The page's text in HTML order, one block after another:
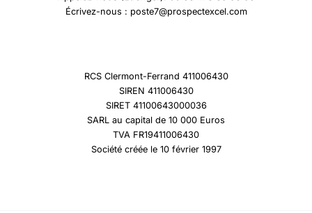
Écrivez-nous : poste7@prospectexcel.com
RCS Clermont-Ferrand 411006430
SIREN 411006430
SIRET 41100643000036
SARL au capital de 10 000 Euros
TVA FR19411006430
Société créée le 10 février 1997